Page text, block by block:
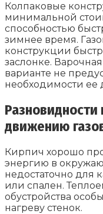
Колпаковые
минимальной
способностью
зимнее время.
конструкции
заслонке.
варианте не
необходимости ее
движению
Кирпич хорошо
энергию в
недостаточно для
или спален.
обустройства
нагреву стенок.